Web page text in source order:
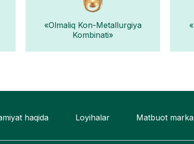
«Olmaliq Kon-Metallurgiya
Kombinati»
haqida Loyihalar Matbuot